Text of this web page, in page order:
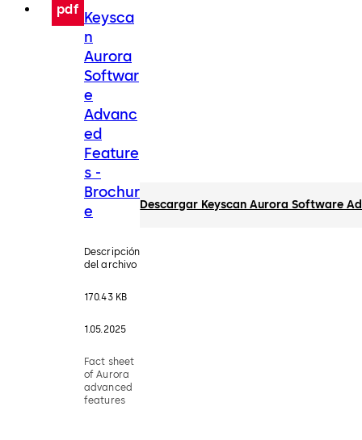
pdf Keysca
n
Aurora
Softwar
e
Advanc
ed
Feature
s -
Brochur
e
Descripción
del archivo
170.43 KB
1.05.2025
Fact sheet
of Aurora
advanced
features
Descargar Keyscan Aurora Software